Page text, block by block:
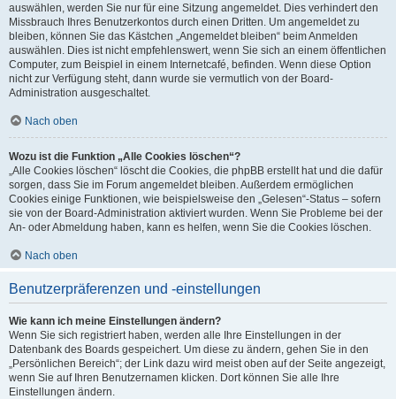
auswählen, werden Sie nur für eine Sitzung angemeldet. Dies verhindert den
Missbrauch Ihres Benutzerkontos durch einen Dritten. Um angemeldet zu
bleiben, können Sie das Kästchen „Angemeldet bleiben“ beim Anmelden
auswählen. Dies ist nicht empfehlenswert, wenn Sie sich an einem öffentlichen
Computer, zum Beispiel in einem Internetcafé, befinden. Wenn diese Option
nicht zur Verfügung steht, dann wurde sie vermutlich von der Board-
Administration ausgeschaltet.
Nach oben
Wozu ist die Funktion „Alle Cookies löschen“?
„Alle Cookies löschen“ löscht die Cookies, die phpBB erstellt hat und die dafür
sorgen, dass Sie im Forum angemeldet bleiben. Außerdem ermöglichen
Cookies einige Funktionen, wie beispielsweise den „Gelesen“-Status – sofern
sie von der Board-Administration aktiviert wurden. Wenn Sie Probleme bei der
An- oder Abmeldung haben, kann es helfen, wenn Sie die Cookies löschen.
Nach oben
Benutzerpräferenzen und -einstellungen
Wie kann ich meine Einstellungen ändern?
Wenn Sie sich registriert haben, werden alle Ihre Einstellungen in der
Datenbank des Boards gespeichert. Um diese zu ändern, gehen Sie in den
„Persönlichen Bereich“; der Link dazu wird meist oben auf der Seite angezeigt,
wenn Sie auf Ihren Benutzernamen klicken. Dort können Sie alle Ihre
Einstellungen ändern.